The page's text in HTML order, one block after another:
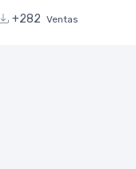
+282 Ventas